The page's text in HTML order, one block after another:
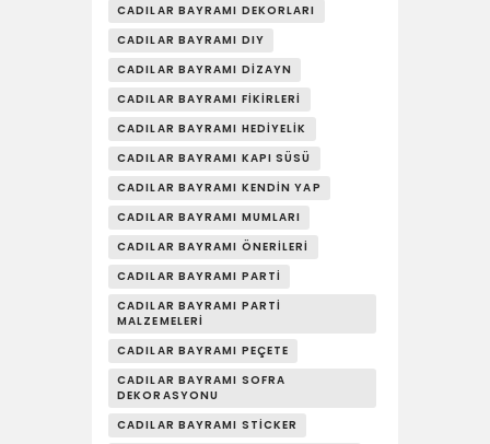
CADILAR BAYRAMI DEKORLARI
CADILAR BAYRAMI DIY
CADILAR BAYRAMI DIZAYN
CADILAR BAYRAMI FIKIRLERI
CADILAR BAYRAMI HEDIYELIK
CADILAR BAYRAMI KAPI SÜSÜ
CADILAR BAYRAMI KENDIN YAP
CADILAR BAYRAMI MUMLARI
CADILAR BAYRAMI ÖNERILERI
CADILAR BAYRAMI PARTI
CADILAR BAYRAMI PARTI
MALZEMELERI
CADILAR BAYRAMI PEÇETE
CADILAR BAYRAMI SOFRA
DEKORASYONU
CADILAR BAYRAMI STICKER